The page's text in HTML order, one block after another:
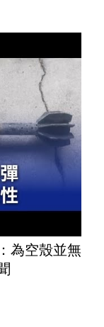
為空殼並無